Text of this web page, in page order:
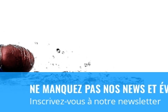
NE MANQUEZ PAS NOS NEWS ET
Inscrivez-vous à notre newsletter